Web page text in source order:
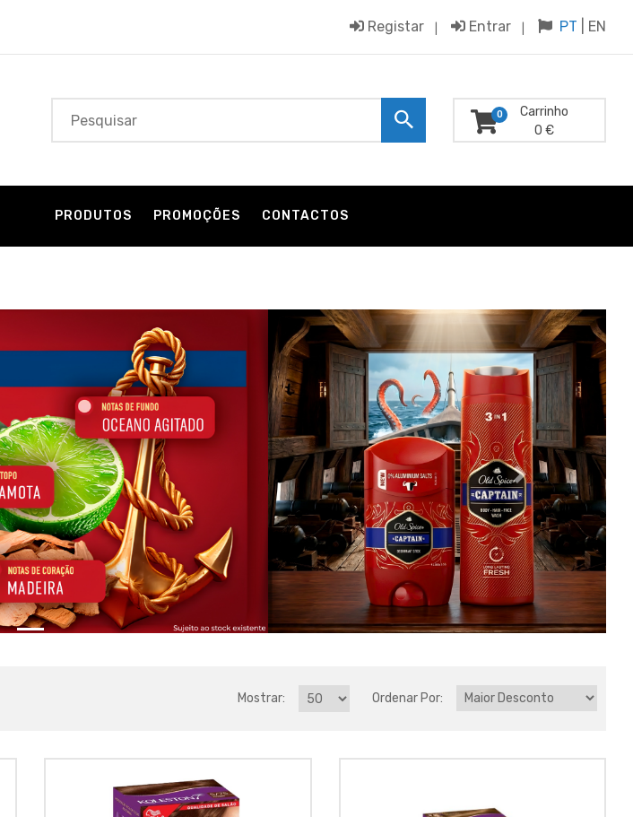
Registar Entrar PT EN
Carrinho
0 €
0
PRODUTOS PROMOÇÕES CONTACTOS
Mostrar: Ordenar Por: